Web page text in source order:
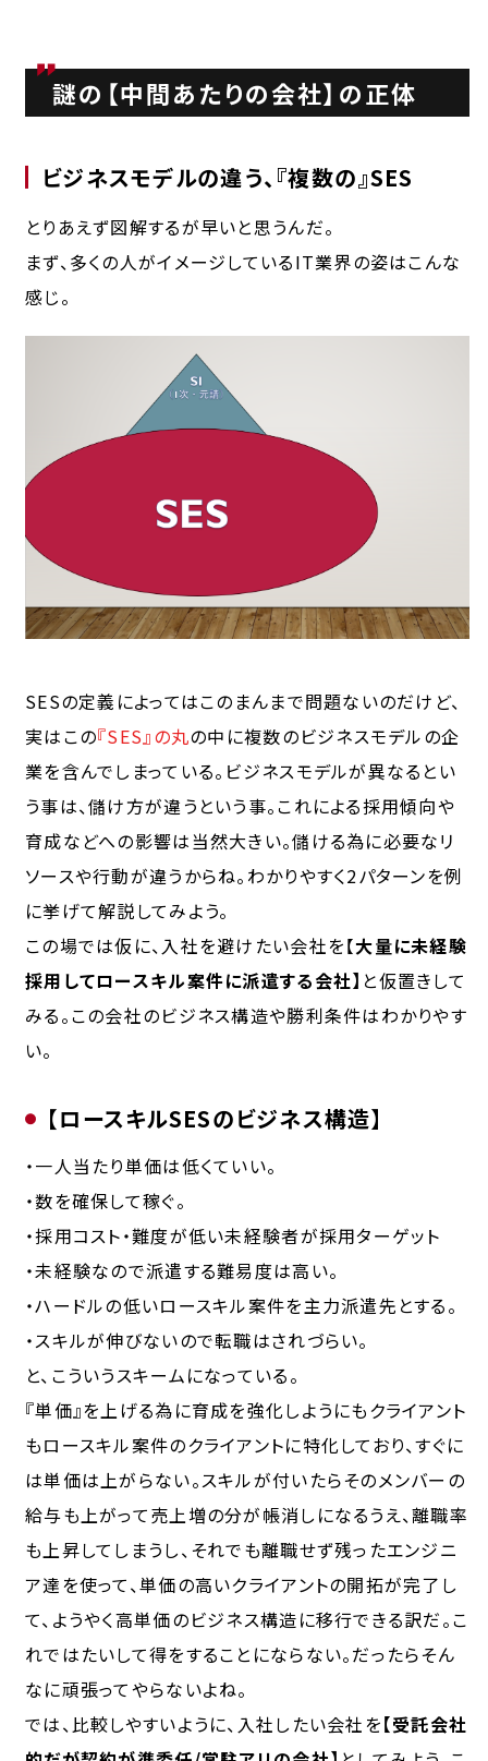
謎の【中間あたりの会社】の正体
ビジネスモデルの違う、『複数の』SES
とりあえず図解するが早いと思うんだ。
まず、多くの人がイメージしているIT業界の姿はこんな
感じ。
SESの定義によってはこのまんまで問題ないのだけど、
実はこの『SES』の丸の中に複数のビジネスモデルの企
業を含んでしまっている。ビジネスモデルが異なるとい
う事は、儲け方が違うという事。これによる採用傾向や
育成などへの影響は当然大きい。儲ける為に必要なリ
ソースや行動が違うからね。わかりやすく2パターンを例
に挙げて解説してみよう。
この場では仮に、入社を避けたい会社を【大量に未経験
採用してロースキル案件に派遣する会社】 と仮置きして
みる。この会社のビジネス構造や勝利条件はわかりやす
い。
【ロースキルSESのビジネス構造】
・一人当たり単価は低くていい。
・数を確保して稼ぐ。
・採用コスト・難度が低い未経験者が採用ターゲット
・未経験なので派遣する難易度は高い。
・ハードルの低いロースキル案件を主力派遣先とする。
・スキルが伸びないので転職はされづらい。
と、こういうスキームになっている。
『単価』を上げる為に育成を強化しようにもクライアント
もロースキル案件のクライアントに特化しており、すぐに
は単価は上がらない。スキルが付いたらそのメンバーの
給与も上がって売上増の分が帳消しになるうえ、離職率
も上昇してしまうし、それでも離職せず残ったエンジニ
ア達を使って、単価の高いクライアントの開拓が完了し
て、ようやく高単価のビジネス構造に移行できる訳だ。こ
れではたいして得をすることにならない。だったらそん
なに頑張ってやらないよね。
では、比較しやすいように、入社したい会社を【受託会社